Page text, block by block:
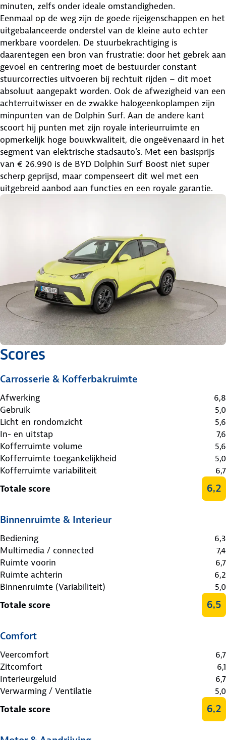
minuten, zelfs onder ideale omstandigheden.
Eenmaal op de weg zijn de goede rijeigenschappen en het
uitgebalanceerde onderstel van de kleine auto echter
merkbare voordelen. De stuurbekrachtiging is
daarentegen een bron van frustratie: door het gebrek aan
gevoel en centrering moet de bestuurder constant
stuurcorrecties uitvoeren bij rechtuit rijden – dit moet
absoluut aangepakt worden. Ook de afwezigheid van een
achterruitwisser en de zwakke halogeenkoplampen zijn
minpunten van de Dolphin Surf. Aan de andere kant
scoort hij punten met zijn royale interieurruimte en
opmerkelijk hoge bouwkwaliteit, die ongeëvenaard in het
segment van elektrische stadsauto's. Met een basisprijs
van € 26.990 is de BYD Dolphin Surf Boost niet super
scherp geprijsd, maar compenseert dit wel met een
uitgebreid aanbod aan functies en een royale garantie.
Scores
Carrosserie & Kofferbakruimte
Afwerking
6,8
Gebruik
5,0
Licht en rondomzicht
5,6
In- en uitstap
7,6
Kofferruimte volume
5,6
Kofferruimte toegankelijkheid
5,0
Kofferruimte variabiliteit
6,7
Totale score
6,2
Binnenruimte & Interieur
Bediening
6,3
Multimedia / connected
7,4
Ruimte voorin
6,7
Ruimte achterin
6,2
Binnenruimte (Variabiliteit)
5,0
Totale score
6,5
Comfort
Veercomfort
6,7
Zitcomfort
6,1
Interieurgeluid
6,7
Verwarming / Ventilatie
5,0
Totale score
6,2